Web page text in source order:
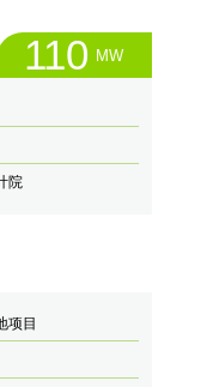
110 MW
院
项目